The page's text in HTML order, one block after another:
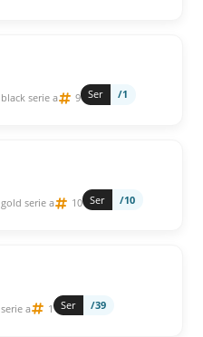
black serie a 9 Ser /1
gold serie a 10 Ser /10
serie a 1 Ser /39